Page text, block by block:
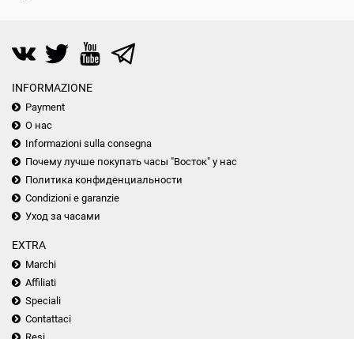
INFORMAZIONE
Payment
О нас
Informazioni sulla consegna
Почему лучше покупать часы "Восток" у нас
Политика конфиденциальности
Condizioni e garanzie
Уход за часами
EXTRA
Marchi
Affiliati
Speciali
Contattaci